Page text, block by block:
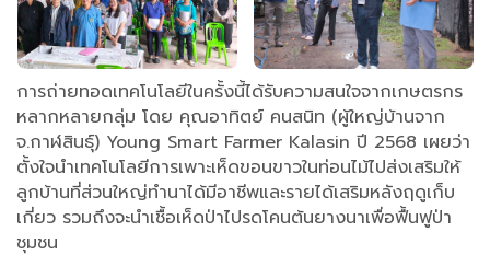
การถ่ายทอดเทคโนโลยีในครั้งนี้ได้รับความสนใจจากเกษตรกร
หลากหลายกลุ่ม โดย คุณอาทิตย์ คนสนิท (ผู้ใหญ่บ้านจาก
จ.กาฬสินธุ์) Young Smart Farmer Kalasin ปี 2568 เผยว่า
ตั้งใจนำเทคโนโลยีการเพาะเห็ดขอนขาวในท่อนไม้ไปส่งเสริมให้
ลูกบ้านที่ส่วนใหญ่ทำนาได้มีอาชีพและรายได้เสริมหลังฤดูเก็บ
เกี่ยว รวมถึงจะนำเชื้อเห็ดป่าไปรดโคนต้นยางนาเพื่อฟื้นฟูป่า
ชุมชน